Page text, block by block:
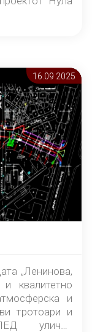
16.09 2025
„Ленинова,
квалитетно
и
тротоари и
улично